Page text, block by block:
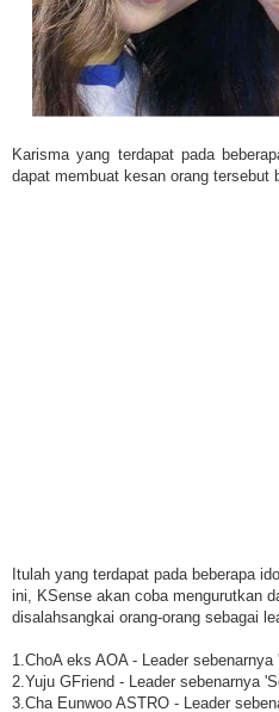
Karisma yang terdapat pada
dapat membuat kesan orang tersebut
Itulah yang terdapat pada beberapa
ini, KSense akan coba mengurutkan
disalahsangkai orang-orang sebagai
1.ChoA eks AOA - Leader sebenarnya
2.Yuju GFriend - Leader sebenarnya
3.Cha Eunwoo ASTRO - Leader